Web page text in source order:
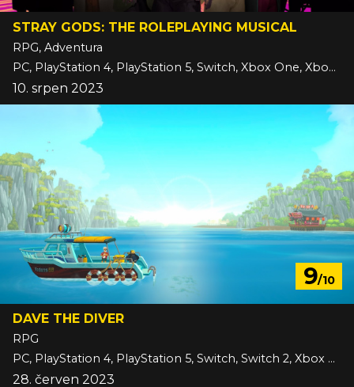
STRAY GODS: THE ROLEPLAYING MUSICAL
RPG, Adventura
PC, PlayStation 4, PlayStation 5, Switch, Xbox One, Xbox Series
10. srpen 2023
9/10
DAVE THE DIVER
RPG
PC, PlayStation 4, PlayStation 5, Switch, Switch 2, Xbox One, Xbox Series
28. červen 2023